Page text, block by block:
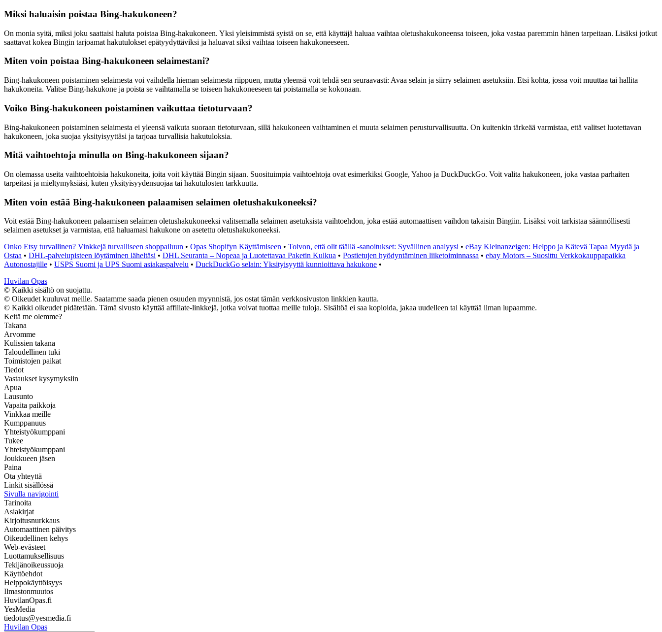
Miksi haluaisin poistaa Bing-hakukoneen?
On monia syitä, miksi joku saattaisi haluta poistaa Bing-hakukoneen. Yksi yleisimmistä syistä on se, että käyttäjä haluaa vaihtaa oletushakukoneensa toiseen, joka vastaa paremmin hänen tarpeitaan. Lisäksi jotkut
saattavat kokea Bingin tarjoamat hakutulokset epätyydyttäviksi ja haluavat siksi vaihtaa toiseen hakukoneeseen.
Miten voin poistaa Bing-hakukoneen selaimestani?
Bing-hakukoneen poistaminen selaimesta voi vaihdella hieman selaimesta riippuen, mutta yleensä voit tehdä sen seuraavasti: Avaa selain ja siirry selaimen asetuksiin. Etsi kohta, jossa voit muuttaa tai hallita
hakukoneita. Valitse Bing-hakukone ja poista se vaihtamalla se toiseen hakukoneeseen tai poistamalla se kokonaan.
Voiko Bing-hakukoneen poistaminen vaikuttaa tietoturvaan?
Bing-hakukoneen poistaminen selaimesta ei yleensä vaikuta suoraan tietoturvaan, sillä hakukoneen vaihtaminen ei muuta selaimen perusturvallisuutta. On kuitenkin tärkeää varmistaa, että valitset luotettavan
hakukoneen, joka suojaa yksityisyyttäsi ja tarjoaa turvallisia hakutuloksia.
Mitä vaihtoehtoja minulla on Bing-hakukoneen sijaan?
On olemassa useita vaihtoehtoisia hakukoneita, joita voit käyttää Bingin sijaan. Suosituimpia vaihtoehtoja ovat esimerkiksi Google, Yahoo ja DuckDuckGo. Voit valita hakukoneen, joka vastaa parhaiten
tarpeitasi ja mieltymyksiäsi, kuten yksityisyydensuojaa tai hakutulosten tarkkuutta.
Miten voin estää Bing-hakukoneen palaamisen selaimen oletushakukoneeksi?
Voit estää Bing-hakukoneen palaamisen selaimen oletushakukoneeksi valitsemalla selaimen asetuksista vaihtoehdon, joka estää automaattisen vaihdon takaisin Bingiin. Lisäksi voit tarkistaa säännöllisesti
selaimen asetukset ja varmistaa, että haluamasi hakukone on asetettu oletushakukoneeksi.
Onko Etsy turvallinen? Vinkkejä turvalliseen shoppailuun • Opas Shopifyn Käyttämiseen • Toivon, että olit täällä -sanoitukset: Syvällinen analyysi • eBay Kleinanzeigen: Helppo ja Kätevä Tapaa Myydä ja
Ostaa • DHL-palvelupisteen löytäminen läheltäsi • DHL Seuranta – Nopeaa ja Luotettavaa Paketin Kulkua • Postietujen hyödyntäminen liiketoiminnassa • ebay Motors – Suosittu Verkkokauppapaikka
Autonostajille • USPS Suomi ja UPS Suomi asiakaspalvelu • DuckDuckGo selain: Yksityisyyttä kunnioittava hakukone •
Huvilan Opas
© Kaikki sisältö on suojattu.
© Oikeudet kuuluvat meille. Saatamme saada pienen osuuden myynnistä, jos ostat tämän verkkosivuston linkkien kautta.
© Kaikki oikeudet pidätetään. Tämä sivusto käyttää affiliate-linkkejä, jotka voivat tuottaa meille tuloja. Sisältöä ei saa kopioida, jakaa uudelleen tai käyttää ilman lupaamme.
Keitä me olemme?
Takana
Arvomme
Kulissien takana
Taloudellinen tuki
Toimistojen paikat
Tiedot
Vastaukset kysymyksiin
Apua
Lausunto
Vapaita paikkoja
Vinkkaa meille
Kumppanuus
Yhteistyökumppani
Tukee
Yhteistyökumppani
Joukkueen jäsen
Paina
Ota yhteyttä
Linkit sisällössä
Sivulla navigointi
Tarinoita
Asiakirjat
Kirjoitusnurkkaus
Automaattinen päivitys
Oikeudellinen kehys
Web-evästeet
Luottamuksellisuus
Tekijänoikeussuoja
Käyttöehdot
Helppokäyttöisyys
Ilmastonmuutos
HuvilanOpas.fi
YesMedia
tiedotus@yesmedia.fi
Huvilan Opas